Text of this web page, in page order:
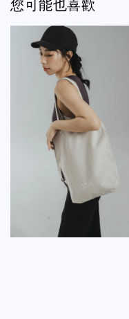
您可能也喜歡